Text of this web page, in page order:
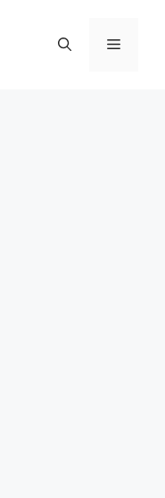
메